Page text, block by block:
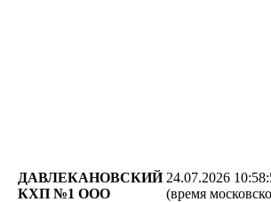
ДАВЛЕКАНОВСКИЙ
КХП №1 ООО
24.07.2026
(время